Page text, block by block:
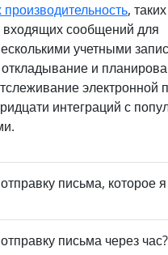
,
входящих сообщений для
учетными
и
электронной
интеграций с
письма, которое
письма через час?